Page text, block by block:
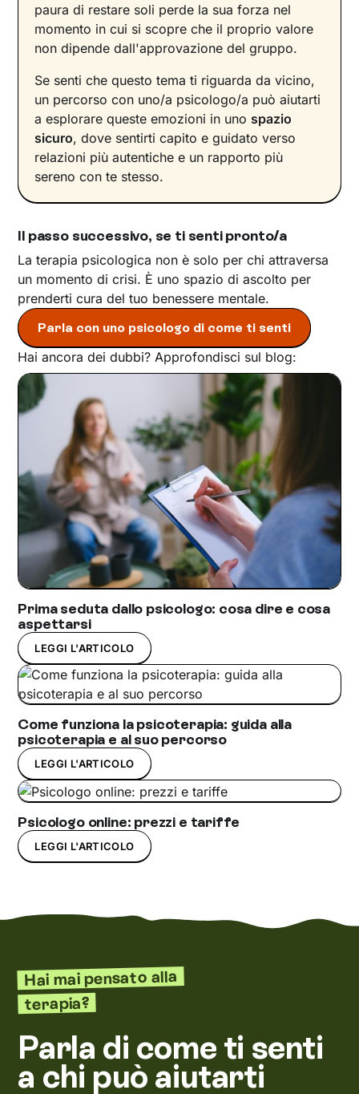
paura di restare soli perde la sua forza nel
momento in cui si scopre che il proprio valore
non dipende dall'approvazione del gruppo.
Se senti che questo tema ti riguarda da vicino,
un percorso con uno/a psicologo/a può aiutarti
a esplorare queste emozioni in uno spazio
sicuro, dove sentirti capito e guidato verso
relazioni più autentiche e un rapporto più
sereno con te stesso.
Il passo successivo, se ti senti pronto/a
La terapia psicologica non è solo per chi attraversa
un momento di crisi. È uno spazio di ascolto per
prenderti cura del tuo benessere mentale.
Parla con uno psicologo di come ti senti
Hai ancora dei dubbi? Approfondisci sul blog:
Prima seduta dallo psicologo: cosa dire e cosa
aspettarsi
LEGGI L'ARTICOLO
Come funziona la psicoterapia: guida alla
psicoterapia e al suo percorso
LEGGI L'ARTICOLO
Psicologo online: prezzi e tariffe
LEGGI L'ARTICOLO
Hai mai pensato alla
terapia?
Parla di come ti senti
a chi può aiutarti